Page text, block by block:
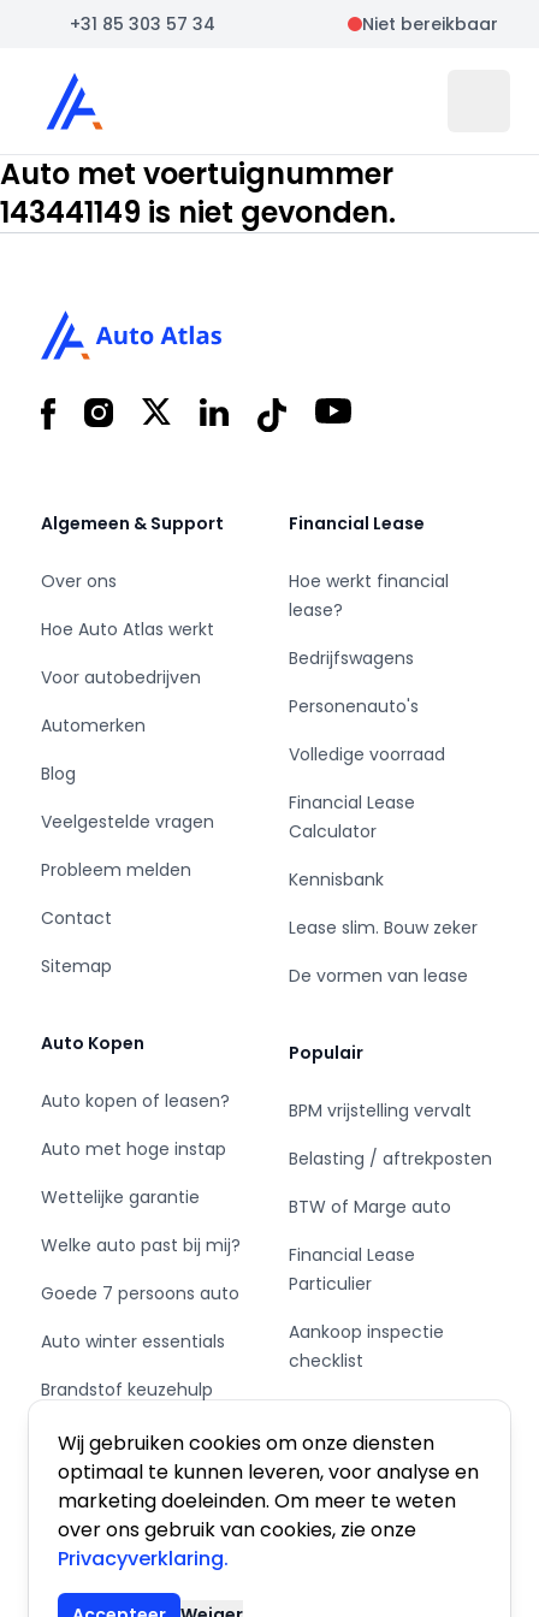
Wij gebruiken cookies om onze diensten
optimaal te kunnen leveren, voor analyse en
marketing doeleinden. Om meer te weten
over ons gebruik van cookies, zie onze
Privacyverklaring.
+31 85 303 57 34 Niet bereikbaar
Auto Atlas
Auto met voertuignummer
143441149 is niet gevonden.
FacebookInstagram
X LinkedInTiktok YouTube
Algemeen & Support
Over ons
Hoe Auto Atlas werkt
Voor autobedrijven
Automerken
Blog
Veelgestelde vragen
Probleem melden
Contact
Sitemap
Auto Kopen
Auto kopen of leasen?
Auto met hoge instap
Wettelijke garantie
Welke auto past bij mij?
Goede 7 persoons auto
Auto winter essentials
Brandstof keuzehulp
Schakel of automaat?
Financial Lease
Hoe werkt financial
lease?
Bedrijfswagens
Personenauto's
Volledige voorraad
Financial Lease
Calculator
Kennisbank
Lease slim. Bouw zeker
De vormen van lease
Populair
BPM vrijstelling vervalt
Belasting / aftrekposten
BTW of Marge auto
Financial Lease
Particulier
Aankoop inspectie
checklist
Private Leasen,
Financieren of Kopen?